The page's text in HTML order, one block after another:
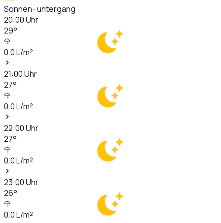
Sonnen- untergang
20:00Uhr
29°
0,0L/m²
21:00Uhr
27°
0,0L/m²
22:00Uhr
27°
0,0L/m²
23:00Uhr
26°
0,0L/m²